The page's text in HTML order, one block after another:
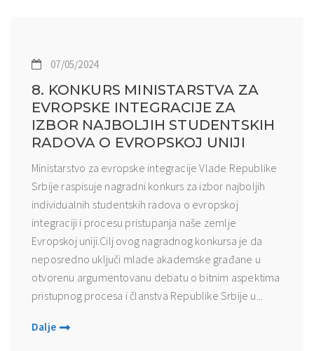
07/05/2024
8. KONKURS MINISTARSTVA ZA
EVROPSKE INTEGRACIJE ZA
IZBOR NAJBOLJIH STUDENTSKIH
RADOVA O EVROPSKOJ UNIJI
Ministarstvo za evropske integracije Vlade Republike
Srbije raspisuje nagradni konkurs za izbor najboljih
individualnih studentskih radova o evropskoj
integraciji i procesu pristupanja naše zemlje
Evropskoj uniji.Cilj ovog nagradnog konkursa je da
neposredno uključi mlade akademske građane u
otvorenu argumentovanu debatu o bitnim aspektima
pristupnog procesa i članstva Republike Srbije u...
Dalje